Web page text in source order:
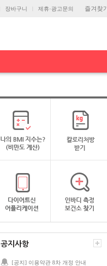
즐겨찾기
장바구니 제휴·광고문의
공지사항
[공지] 이용약관 8차 개정 안내